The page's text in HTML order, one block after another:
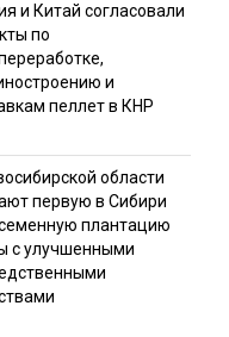
и Китай согласовали
по
и
пеллет в КНР
области
первую в Сибири
плантацию
с улучшенными